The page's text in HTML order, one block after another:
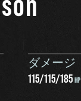
ダメージ
115/115/185HP